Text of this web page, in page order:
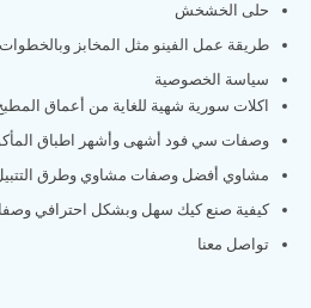
حلى الخشخش
طريقة عمل الفينو مثل المخابز
سياسة الخصوصية
اكلات سورية شهية للغاية من أعماق
وصفات سي فود أشهى وأشهر اطباق
مشاوي أفضل وصفات مشاوي وطرق
كيفية صنع كيك سهل وبشكل احترافي
تواصل معنا